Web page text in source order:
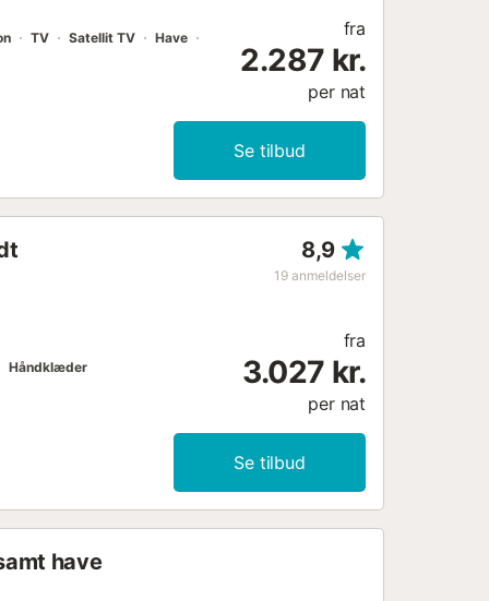
TV Satellit TV
Have
fra
2.287 kr.
per nat
Se tilbud
8,9
19 anmeldelser
Håndklæder
fra
3.027 kr.
per nat
Se tilbud
have